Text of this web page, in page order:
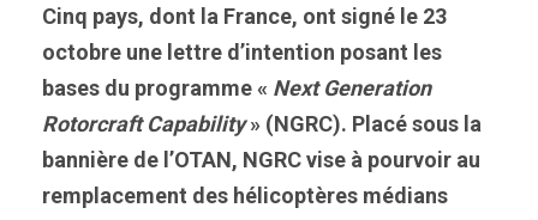
Cinq pays, dont la France, ont signé le 23
octobre une lettre d’intention posant les
bases du programme « Next Generation
Rotorcraft Capability» (NGRC). Placé sous la
bannière de l’OTAN, NGRC vise à pourvoir au
remplacement des hélicoptères médians